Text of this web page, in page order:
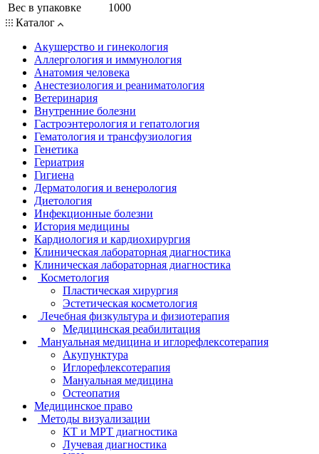
Вес в упаковке
1000
Каталог
Акушерство и гинекология
Аллергология и иммунология
Анатомия человека
Анестезиология и реаниматология
Ветеринария
Внутренние болезни
Гастроэнтерология и гепатология
Гематология и трансфузиология
Генетика
Гериатрия
Гигиена
Дерматология и венерология
Диетология
Инфекционные болезни
История медицины
Кардиология и кардиохирургия
Клиническая лабораторная диагностика
Клиническая лабораторная диагностика
Косметология
Пластическая хирургия
Эстетическая косметология
Лечебная физкультура и физиотерапия
Медицинская реабилитация
Мануальная медицина и иглорефлексотерапия
Акупунктура
Иглорефлексотерапия
Мануальная медицина
Остеопатия
Медицинское право
Методы визуализации
КТ и МРТ диагностика
Лучевая диагностика